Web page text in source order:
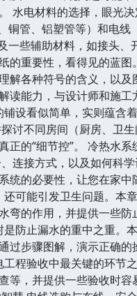
水电材料的选择，眼光
管、铝塑管等）和电线
一些辅助材料，如接头、
的重要性，看得见的蓝图
解各种符号的含义，以及
能力，与设计师和施工
设看似简单，实则蕴含
讨不同房间（厨房、卫
的“细节控”。 冷热水
连接方式，以及如何科
统的必要性，让您在家中
可能引发卫生问题。本
弯的作用，并提供一些防
防止漏水的重中之重。
过步骤图解，演示正确的
程验收中最关键的环节
，并提供一些验收时容